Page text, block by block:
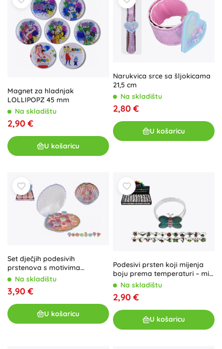
Magnet za hladnjak
LOLLIPOPZ 45 mm
Na skladištu
2,90 €
U košaricu
Narukvica srce sa šljokicama
21,5 cm
Na skladištu
2,80 €
U košaricu
Set dječjih podesivih
prstenova s motivima
morskog svijeta u kutiji u
Na skladištu
3,90 €
U košaricu
Podesivi prsten koji mijenja
boju prema temperaturi – mix
vrstaNa skladištu
2,90 €
U košaricu